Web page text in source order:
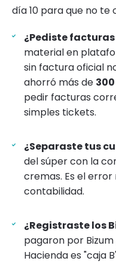
día 10 para que no te
¿Pediste facturas
material en
sin factura oficial
ahorró más de
pedir facturas
simples tickets.
¿Separaste tus
del súper con la
cremas. Es el error
contabilidad.
¿Registraste los
pagaron por
Hacienda es "caja